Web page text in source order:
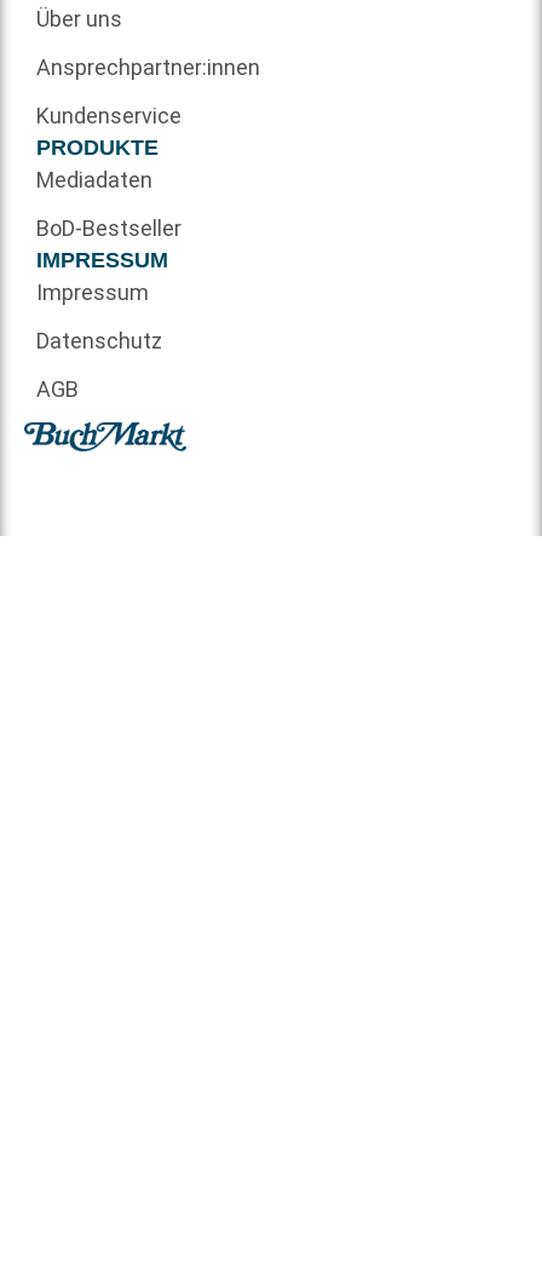
Über uns
Ansprechpartner:innen
Kundenservice
PRODUKTE
Mediadaten
BoD-Bestseller
IMPRESSUM
Impressum
Datenschutz
AGB